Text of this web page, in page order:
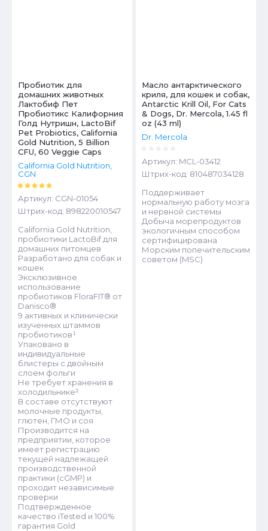
Пробиотик для
домашних животных
Лактобиф Пет
Пробиотикс Калифорния
Голд Нутришн, LactoBif
Pet Probiotics, California
Gold Nutrition, 5 Billion
CFU, 60 Veggie Caps
California Gold Nutrition,
CGN
Артикул: CGN-01054
Штрих-код: 898220010547
California Gold Nutrition,
пробиотики LactoBif для
домашних питомцев
Разработано для собак и
кошек
Эксклюзивное
использование
пробиотиков FloraFIT® от
Danisco®
9 активных и клинически
изученных штаммов
пробиотиков¹
Упаковано в
индивидуальные
блистеры с двойным
слоем фольги
Не требует хранения в
холодильнике²
В составе отсутствуют
молочные продукты,
глютен, ГМО и соя
Производится на
предприятии, которое
имеет регистрацию
текущей надлежащей
производственной
практики (cGMP) и
проходит независимые
проверки
Подтвержденное
качество iTested и 100%
гарантия Gold
Масло антарктического
криля, для кошек и собак,
Antarctic Krill Oil, For Cats
& Dogs, Dr. Mercola, 1.45 fl
oz (43 ml)
Dr. Mercola
Артикул: MCL-03412
Штрих-код: 810487034128
Поддерживает
нормальную работу мозга
и нервной системы
Добыча морепродуктов
экологичным способом
сертифицирована
Морским попечительским
советом (MSC)